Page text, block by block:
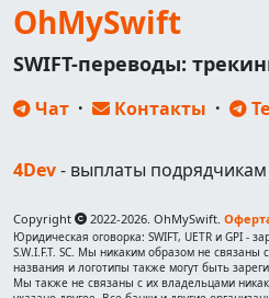
OhMySwift
SWIFT-переводы:
Чат · Контакты ·
4Dev- выплаты
Copyright 2022-2026. OhMySwift.
Юридическая оговорка: SWIFT, UETR и GPI -
S.W.I.F.T. SC. Мы никаким образом не связаны
названия и логотипы также могут быть
Мы также не связаны с их владельцами